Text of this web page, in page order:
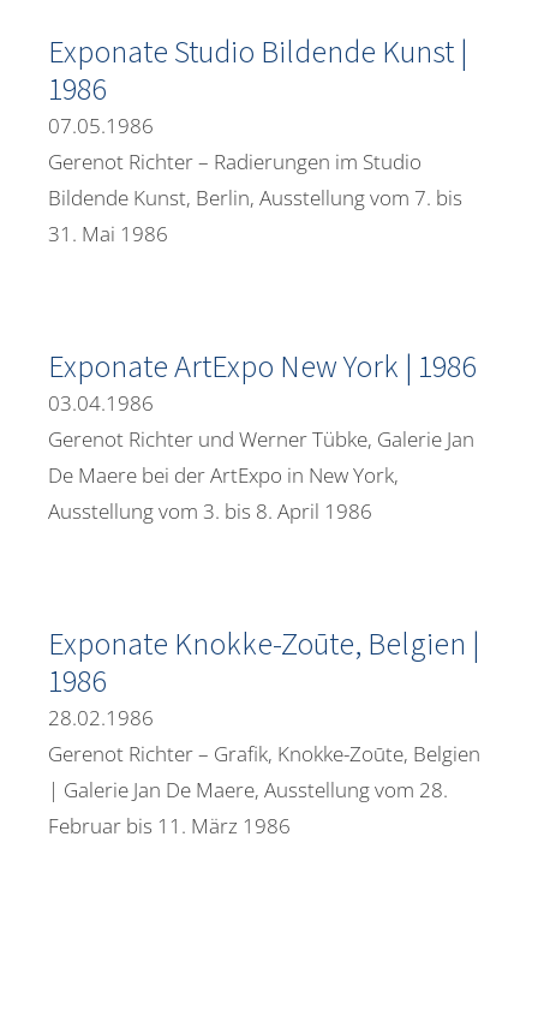
Exponate Studio Bildende Kunst |
1986
07.05.1986
Gerenot Richter – Radierungen im Studio
Bildende Kunst, Berlin, Ausstellung vom 7. bis
31. Mai 1986
Exponate ArtExpo New York | 1986
03.04.1986
Gerenot Richter und Werner Tübke, Galerie Jan
De Maere bei der ArtExpo in New York,
Ausstellung vom 3. bis 8. April 1986
Exponate Knokke-Zoūte, Belgien |
1986
28.02.1986
Gerenot Richter – Grafik, Knokke-Zoūte, Belgien
| Galerie Jan De Maere, Ausstellung vom 28.
Februar bis 11. März 1986